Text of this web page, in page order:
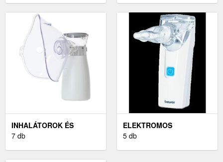
INHALÁTOROK ÉS
ORRHIGIÉNIA
7 db
ELEKTROMOS
INHALÁTOROK
5 db